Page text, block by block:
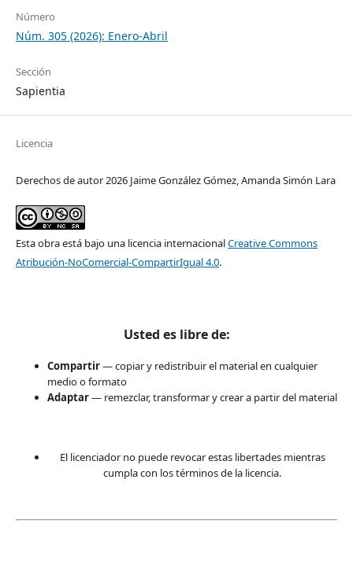
Número
Núm. 305 (2026): Enero-Abril
Sección
Sapientia
Licencia
Derechos de autor 2026 Jaime González Gómez, Amanda Simón Lara
Esta obra está bajo una licencia internacionalCreative Commons
Atribución-NoComercial-CompartirIgual 4.0.
Usted es libre de:
Compartir— copiar y redistribuir el material en cualquier
medio o formato
Adaptar— remezclar, transformar y crear a partir del material
El licenciador no puede revocar estas libertades mientras
cumpla con los términos de la licencia.